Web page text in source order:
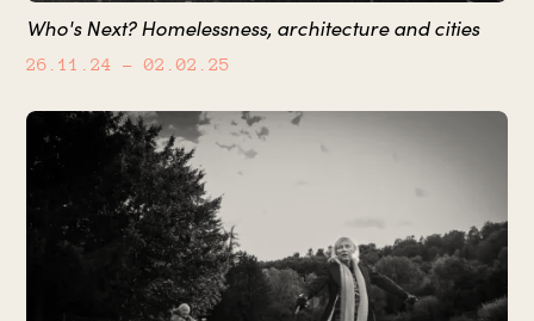
Who's Next? Homelessness, architecture and cities
26.11.24 – 02.02.25